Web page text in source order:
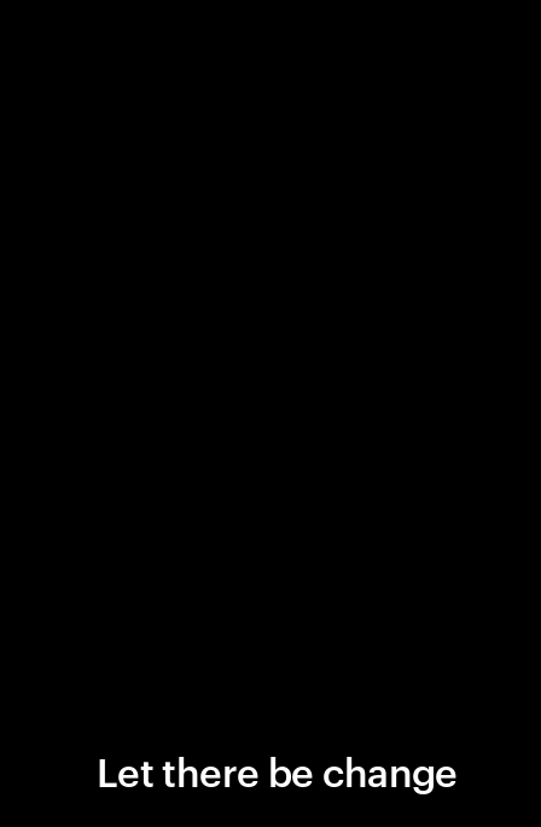
Let there be change